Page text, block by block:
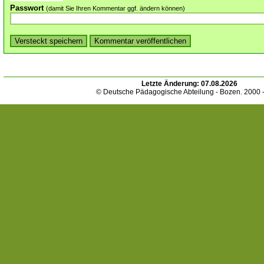
Passwort (damit Sie Ihren Kommentar ggf. ändern können)
Letzte Änderung: 07.08.2026
© Deutsche Pädagogische Abteilung - Bozen. 2000